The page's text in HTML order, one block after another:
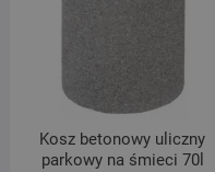
Kosz betonowy uliczny
parkowy na śmieci 70l